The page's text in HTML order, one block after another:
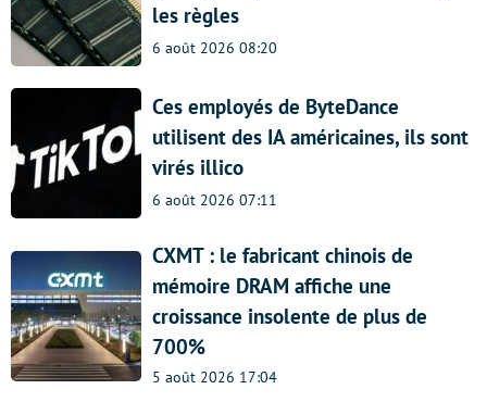
les règles
6 août 2026 08:20
Ces employés de ByteDance
utilisent des IA américaines, ils sont
virés illico
6 août 2026 07:11
CXMT : le fabricant chinois de
mémoire DRAM affiche une
croissance insolente de plus de
700%
5 août 2026 17:04